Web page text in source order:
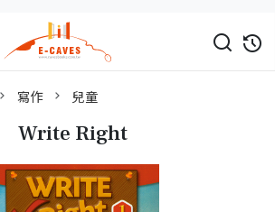
寫作 兒童
Write Right